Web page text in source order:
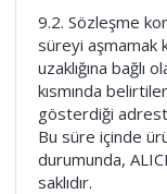
9.2. Sözleşme
süreyi aşmamak
uzaklığına
kısmında
gösterdiği
Bu süre içinde
durumunda,
saklıdır.